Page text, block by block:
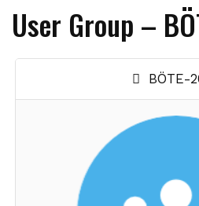
User Group –
BÖTE-